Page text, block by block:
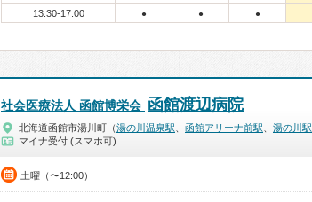
13:30-17:00 ● ● ●
社会医療法人 函館博栄会 函館渡辺病院
北海道函館市湯川町（湯の川温泉駅 函館アリーナ前駅 湯の川駅
マイナ受付 (スマホ可)
土曜（〜12:00）